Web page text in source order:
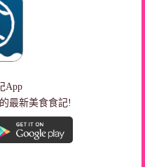
App
最新美食食記!